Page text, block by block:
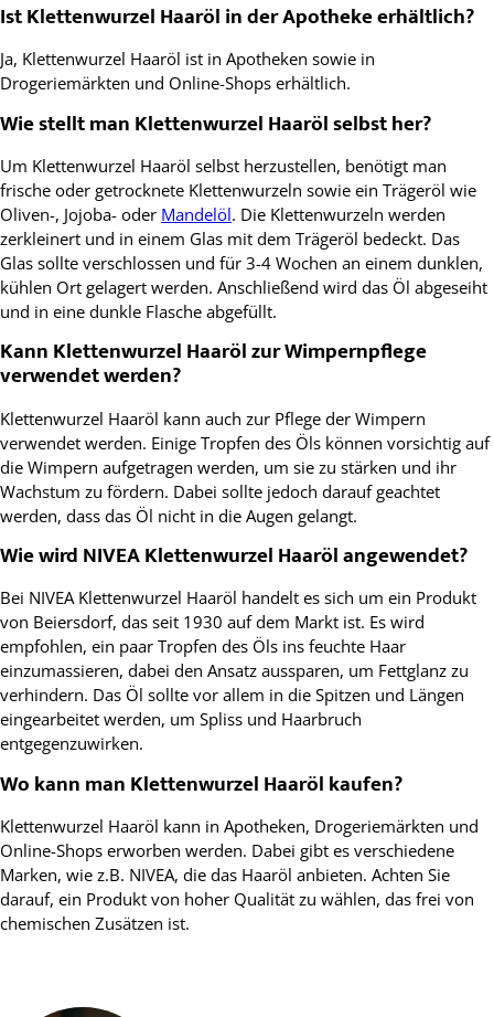
Ist Klettenwurzel Haaröl in der Apotheke erhältlich?
Ja, Klettenwurzel Haaröl ist in Apotheken sowie in
Drogeriemärkten und Online-Shops erhältlich.
Wie stellt man Klettenwurzel Haaröl selbst her?
Um Klettenwurzel Haaröl selbst herzustellen, benötigt man
frische oder getrocknete Klettenwurzeln sowie ein Trägeröl wie
Oliven-, Jojoba- oder Mandelöl. Die Klettenwurzeln werden
zerkleinert und in einem Glas mit dem Trägeröl bedeckt. Das
Glas sollte verschlossen und für 3-4 Wochen an einem dunklen,
kühlen Ort gelagert werden. Anschließend wird das Öl abgeseiht
und in eine dunkle Flasche abgefüllt.
Kann Klettenwurzel Haaröl zur Wimpernpflege
verwendet werden?
Klettenwurzel Haaröl kann auch zur Pflege der Wimpern
verwendet werden. Einige Tropfen des Öls können vorsichtig auf
die Wimpern aufgetragen werden, um sie zu stärken und ihr
Wachstum zu fördern. Dabei sollte jedoch darauf geachtet
werden, dass das Öl nicht in die Augen gelangt.
Wie wird NIVEA Klettenwurzel Haaröl angewendet?
Bei NIVEA Klettenwurzel Haaröl handelt es sich um ein Produkt
von Beiersdorf, das seit 1930 auf dem Markt ist. Es wird
empfohlen, ein paar Tropfen des Öls ins feuchte Haar
einzumassieren, dabei den Ansatz aussparen, um Fettglanz zu
verhindern. Das Öl sollte vor allem in die Spitzen und Längen
eingearbeitet werden, um Spliss und Haarbruch
entgegenzuwirken.
Wo kann man Klettenwurzel Haaröl kaufen?
Klettenwurzel Haaröl kann in Apotheken, Drogeriemärkten und
Online-Shops erworben werden. Dabei gibt es verschiedene
Marken, wie z.B. NIVEA, die das Haaröl anbieten. Achten Sie
darauf, ein Produkt von hoher Qualität zu wählen, das frei von
chemischen Zusätzen ist.